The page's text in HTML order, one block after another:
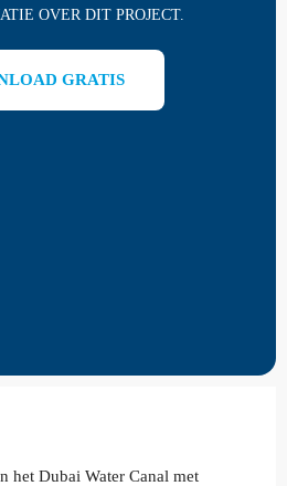
OVER DIT PROJECT.
GRATIS
het Dubai Water Canal met